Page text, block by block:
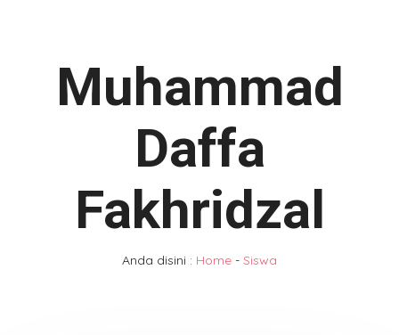
Muhammad
Daffa
Fakhridzal
Anda disini : Home - Siswa